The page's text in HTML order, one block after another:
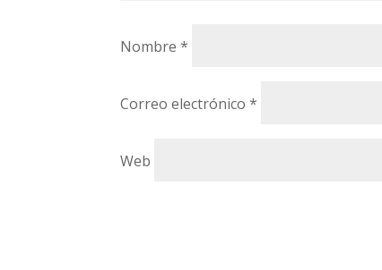
Nombre*
Correo electrónico*
Web